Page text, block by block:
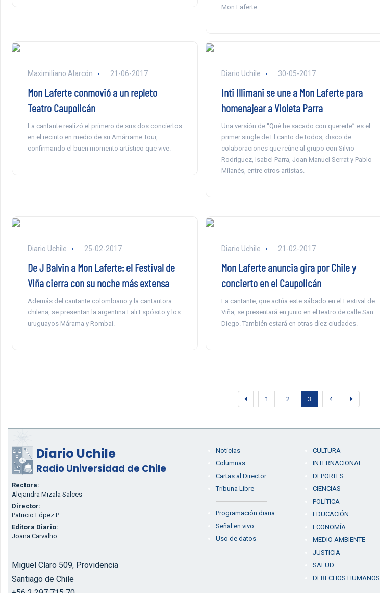
Mon Laferte.
Maximiliano Alarcón 21-06-2017
Mon Laferte conmovió a un repleto
Teatro Caupolicán
La cantante realizó el primero de sus dos conciertos
en el recinto en medio de su Amárrame Tour,
confirmando el buen momento artístico que vive.
Diario Uchile 30-05-2017
Inti Illimani se une a Mon Laferte para
homenajear a Violeta Parra
Una versión de “Qué he sacado con quererte” es el
primer single de El canto de todos, disco de
colaboraciones que reúne al grupo con Silvio
Rodríguez, Isabel Parra, Joan Manuel Serrat y Pablo
Milanés, entre otros artistas.
Diario Uchile 25-02-2017
De J Balvin a Mon Laferte: el Festival de
Viña cierra con su noche más extensa
Además del cantante colombiano y la cantautora
chilena, se presentan la argentina Lali Espósito y los
uruguayos Márama y Rombai.
Diario Uchile 21-02-2017
Mon Laferte anuncia gira por Chile y
concierto en el Caupolicán
La cantante, que actúa este sábado en el Festival de
Viña, se presentará en junio en el teatro de calle San
Diego. También estará en otras diez ciudades.
1 2 3 4
Diario Uchile
Radio Universidad de Chile
Rectora:
Alejandra Mizala Salces
Director:
Patricio López P.
Editora Diario:
Joana Carvalho
Miguel Claro 509, Providencia
Santiago de Chile
Noticias
Columnas
Cartas al Director
Tribuna Libre
Programación diaria
Señal en vivo
Uso de datos
CULTURA
INTERNACIONAL
DEPORTES
CIENCIAS
POLÍTICA
EDUCACIÓN
ECONOMÍA
MEDIO AMBIENTE
JUSTICIA
SALUD
DERECHOS HUMANOS